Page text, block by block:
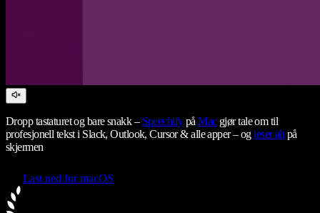
Dropp tastaturet og bare snakk – SpeechifypåMacgjør tale om til
profesjonell tekst i Slack, Outlook, Cursor & alle apper – ogleser altpå
skjermen
Last ned for macOS